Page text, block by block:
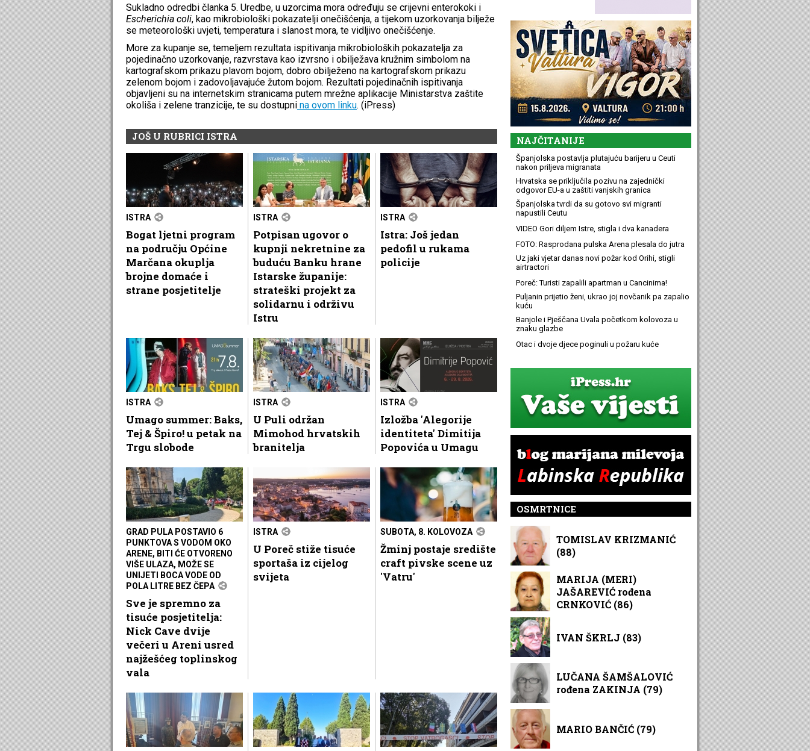
Sukladno odredbi članka 5. Uredbe, u uzorcima mora određuju se crijevni enterokoki i
Escherichia coli, kao mikrobiološki pokazatelji onečišćenja, a tijekom uzorkovanja bilježe
se meteorološki uvjeti, temperatura i slanost mora, te vidljivo onečišćenje.
More za kupanje se, temeljem rezultata ispitivanja mikrobioloških pokazatelja za
pojedinačno uzorkovanje, razvrstava kao izvrsno i obilježava kružnim simbolom na
kartografskom prikazu plavom bojom, dobro obilježeno na kartografskom prikazu
zelenom bojom i zadovoljavajuće žutom bojom. Rezultati pojedinačnih ispitivanja
objavljeni su na internetskim stranicama putem mrežne aplikacije Ministarstva zaštite
okoliša i zelene tranzicije, te su dostupni na ovom linku. (iPress)
JOŠ U RUBRICI ISTRA
ISTRA
Bogat ljetni program
na području Općine
Marčana okuplja
brojne domaće i
strane posjetitelje
ISTRA
Potpisan ugovor o
kupnji nekretnine za
buduću Banku hrane
Istarske županije:
strateški projekt za
solidarnu i održivu
Istru
ISTRA
Istra: Još jedan
pedofil u rukama
policije
ISTRA
Umago summer: Baks,
Tej & Špiro! u petak na
Trgu slobode
ISTRA
U Puli održan
Mimohod hrvatskih
branitelja
ISTRA
Izložba 'Alegorije
identiteta' Dimitija
Popovića u Umagu
GRAD PULA POSTAVIO 6
PUNKTOVA S VODOM OKO
ARENE, BITI ĆE OTVORENO
VIŠE ULAZA, MOŽE SE
UNIJETI BOCA VODE OD
POLA LITRE BEZ ČEPA
Sve je spremno za
tisuće posjetitelja:
Nick Cave dvije
večeri u Areni usred
najžešćeg toplinskog
vala
ISTRA
U Poreč stiže tisuće
sportaša iz cijelog
svijeta
SUBOTA, 8. KOLOVOZA
Žminj postaje središte
craft pivske scene uz
'Vatru'
NAJČITANIJE
Španjolska postavlja plutajuću barijeru u Ceuti
nakon priljeva migranata
Hrvatska se priključila pozivu na zajednički
odgovor EU-a u zaštiti vanjskih granica
Španjolska tvrdi da su gotovo svi migranti
napustili Ceutu
VIDEO Gori diljem Istre, stigla i dva kanadera
FOTO: Rasprodana pulska Arena plesala do jutra
Uz jaki vjetar danas novi požar kod Orihi, stigli
airtractori
Poreč: Turisti zapalili apartman u Cancinima!
Puljanin prijetio ženi, ukrao joj novčanik pa zapalio
kuću
Banjole i Pješčana Uvala početkom kolovoza u
znaku glazbe
Otac i dvoje djece poginuli u požaru kuće
OSMRTNICE
TOMISLAV KRIZMANIĆ
(88)
MARIJA (MERI)
JAŠAREVIĆ rođena
CRNKOVIĆ (86)
IVAN ŠKRLJ (83)
LUČANA ŠAMŠALOVIĆ
rođena ZAKINJA (79)
MARIO BANČIĆ (79)